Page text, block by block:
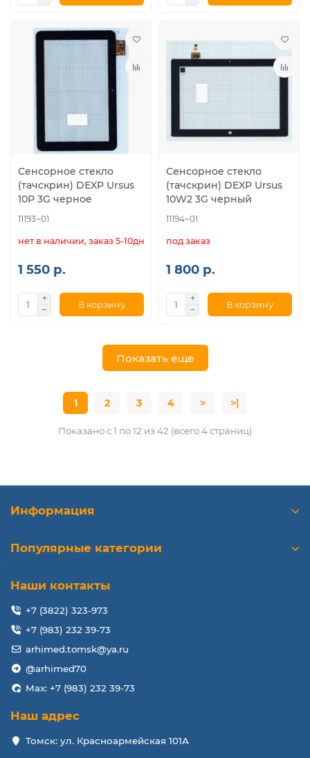
Сенсорное стекло
(тачскрин) DEXP Ursus
10P 3G черное
11193~01
нет в наличии, заказ 5-10дн.
1 550 р.
В корзину
Сенсорное стекло
(тачскрин) DEXP Ursus
10W2 3G черный
11194~01
под заказ
1 800 р.
В корзину
Показать еще
1 2 3 4 > >|
Показано с 1 по 12 из 42 (всего 4 страниц)
Информация
Популярные категории
Наши контакты
+7 (3822) 323-973
+7 (983) 232 39-73
arhimed.tomsk@ya.ru
@arhimed70
Max: +7 (983) 232 39-73
Наш адрес
Томск: ул. Красноармейская 101А